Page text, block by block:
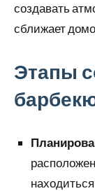
создавать
сближает
Этапы